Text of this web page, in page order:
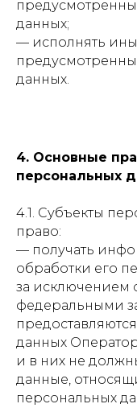
данных;
— исполнять
данных.
4. Основные
персональных
4.1. Субъекты
право:
— получать
обработки его
за исключением
федеральными
данных
и в них не
данные,
персональных